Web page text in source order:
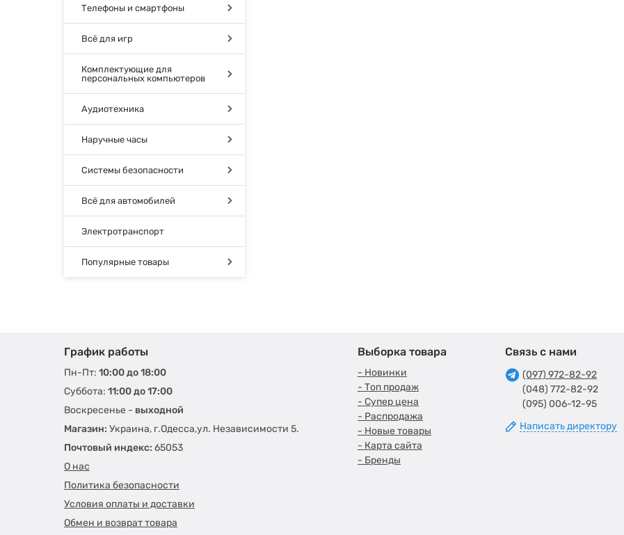
Телефоны и смартфоны
Всё для игр
Комплектующие для
персональных компьютеров
Аудиотехника
Наручные часы
Системы безопасности
Всё для автомобилей
Электротранспорт
Популярные товары
График работы
Пн-Пт: 10:00 до 18:00
Суббота: 11:00 до 17:00
Воскресенье - выходной
Магазин: Украина, г.Одесса,ул. Независимости 5.
Почтовый индекс: 65053
О нас
Политика безопасности
Условия оплаты и доставки
Обмен и возврат товара
Выборка товара
- Новинки
- Топ продаж
- Супер цена
- Распродажа
- Новые товары
- Карта сайта
- Бренды
Связь с нами
(097) 972-82-92
(048) 772-82-92
(095) 006-12-95
Написать директору